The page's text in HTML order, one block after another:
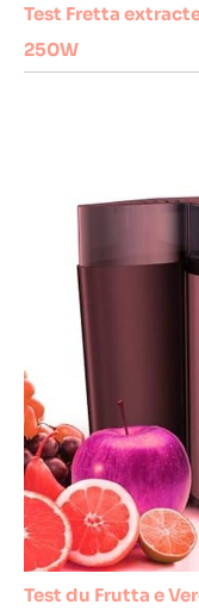
Test Fretta
250W
Test du Frutta e